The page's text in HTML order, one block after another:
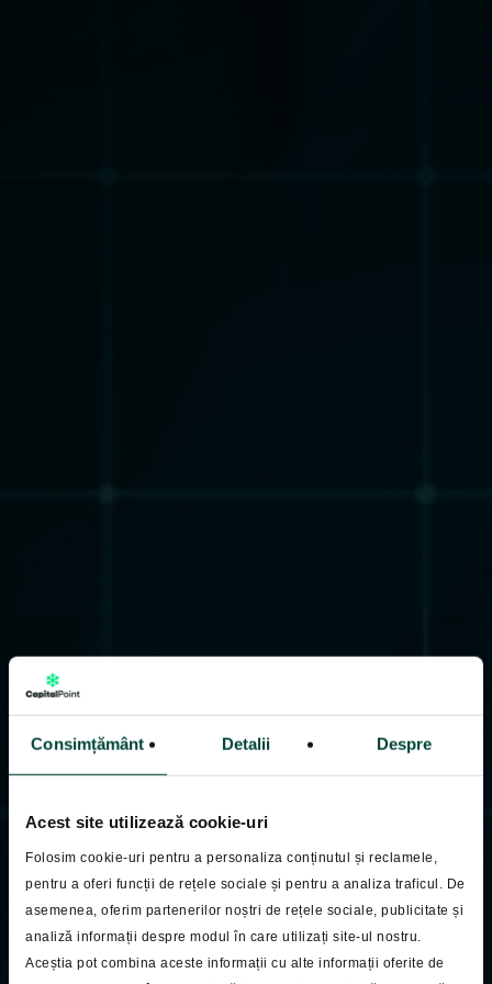
Consimțământ Detalii Despre
Acest site utilizează cookie-uri
Folosim cookie-uri pentru a personaliza conținutul și reclamele,
pentru a oferi funcții de rețele sociale și pentru a analiza traficul. De
asemenea, oferim partenerilor noștri de rețele sociale, publicitate și
analiză informații despre modul în care utilizați site-ul nostru.
Aceștia pot combina aceste informații cu alte informații oferite de
Pastila Financiara